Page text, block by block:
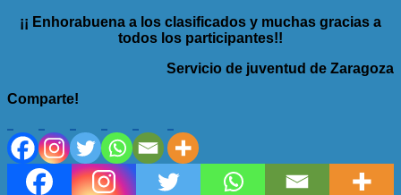
¡¡ Enhorabuena a los clasificados y muchas gracias a
todos los participantes!!
Servicio de juventud de Zaragoza
Comparte!